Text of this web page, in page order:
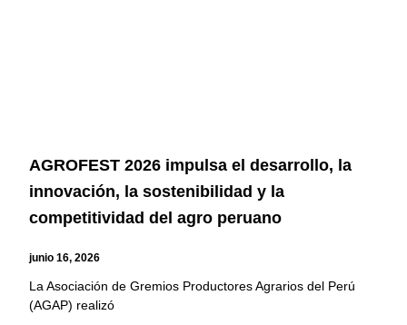
AGROFEST 2026 impulsa el desarrollo, la
innovación, la sostenibilidad y la
competitividad del agro peruano
junio 16, 2026
La Asociación de Gremios Productores Agrarios del Perú
(AGAP) realizó